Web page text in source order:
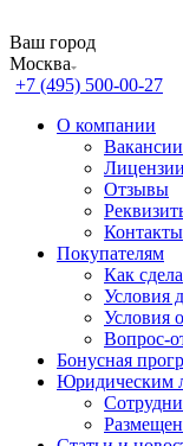
Ваш город
Москва
+7 (495) 500-00-27
О компании
Вакансии
Лицензии
Отзывы
Контакты
Покупателям
Как
Условия
Условия
Вопрос-
Бонусная
Юридическим